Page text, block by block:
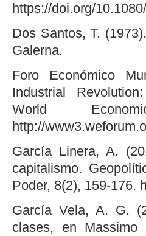
https://doi.org/
Dos Santos, T.
Galerna.
Foro Económico
Industrial
World
http://
García Linera, A.
capitalismo.
Poder, 8(2), 159-176.
García Vela, A. G.
clases, en